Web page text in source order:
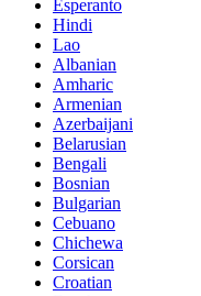
Esperanto
Hindi
Lao
Albanian
Amharic
Armenian
Azerbaijani
Belarusian
Bengali
Bosnian
Bulgarian
Cebuano
Chichewa
Corsican
Croatian